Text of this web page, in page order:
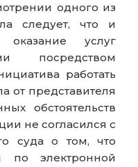
одного из
следует, что и
услуг
посредством
работать
от представителя
обстоятельств
не согласился с
суда о том, что
по электронной